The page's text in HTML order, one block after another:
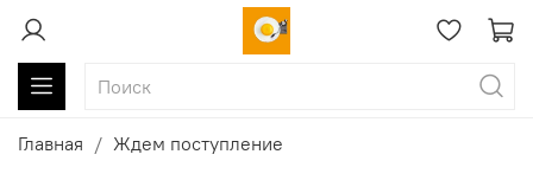
Главная Ждем поступление